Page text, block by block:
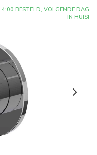
BESTELD, VOLGENDE DAG
IN HUIS!